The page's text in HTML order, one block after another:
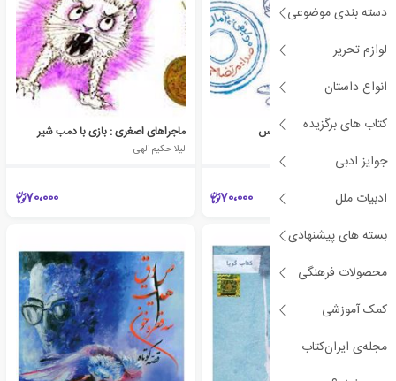
دسته بندی موضوعی
لوازم تحریر
انواع داستان
کتاب های برگزیده
جوایز ادبی
ادبیات ملل
بسته های پیشنهادی
محصولات فرهنگی
کمک آموزشی
مجله‌ی ایران‌کتاب
ماجراهای اصغری : آتیش بس
70،000
ماجراهای اصغری : بازی با دمب شیر
لیلا حکیم الهی
70،000